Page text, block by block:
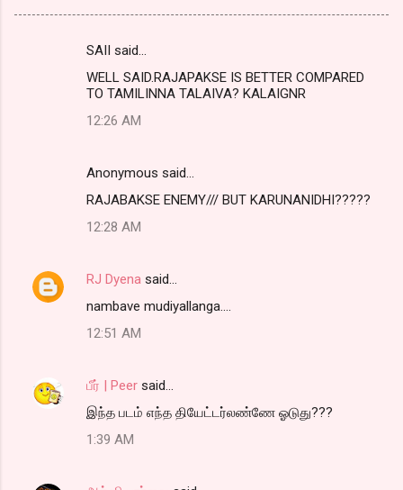
SAII said…
WELL SAID.RAJAPAKSE IS BETTER COMPARED
TO TAMILINNA TALAIVA? KALAIGNR
12:26 AM
Anonymous said…
RAJABAKSE ENEMY/// BUT KARUNANIDHI?????
12:28 AM
RJ Dyena said…
nambave mudiyallanga....
12:51 AM
பீர் | Peer said…
இந்த படம் எந்த தியேட்டர்லண்ணே ஓடுது???
1:39 AM